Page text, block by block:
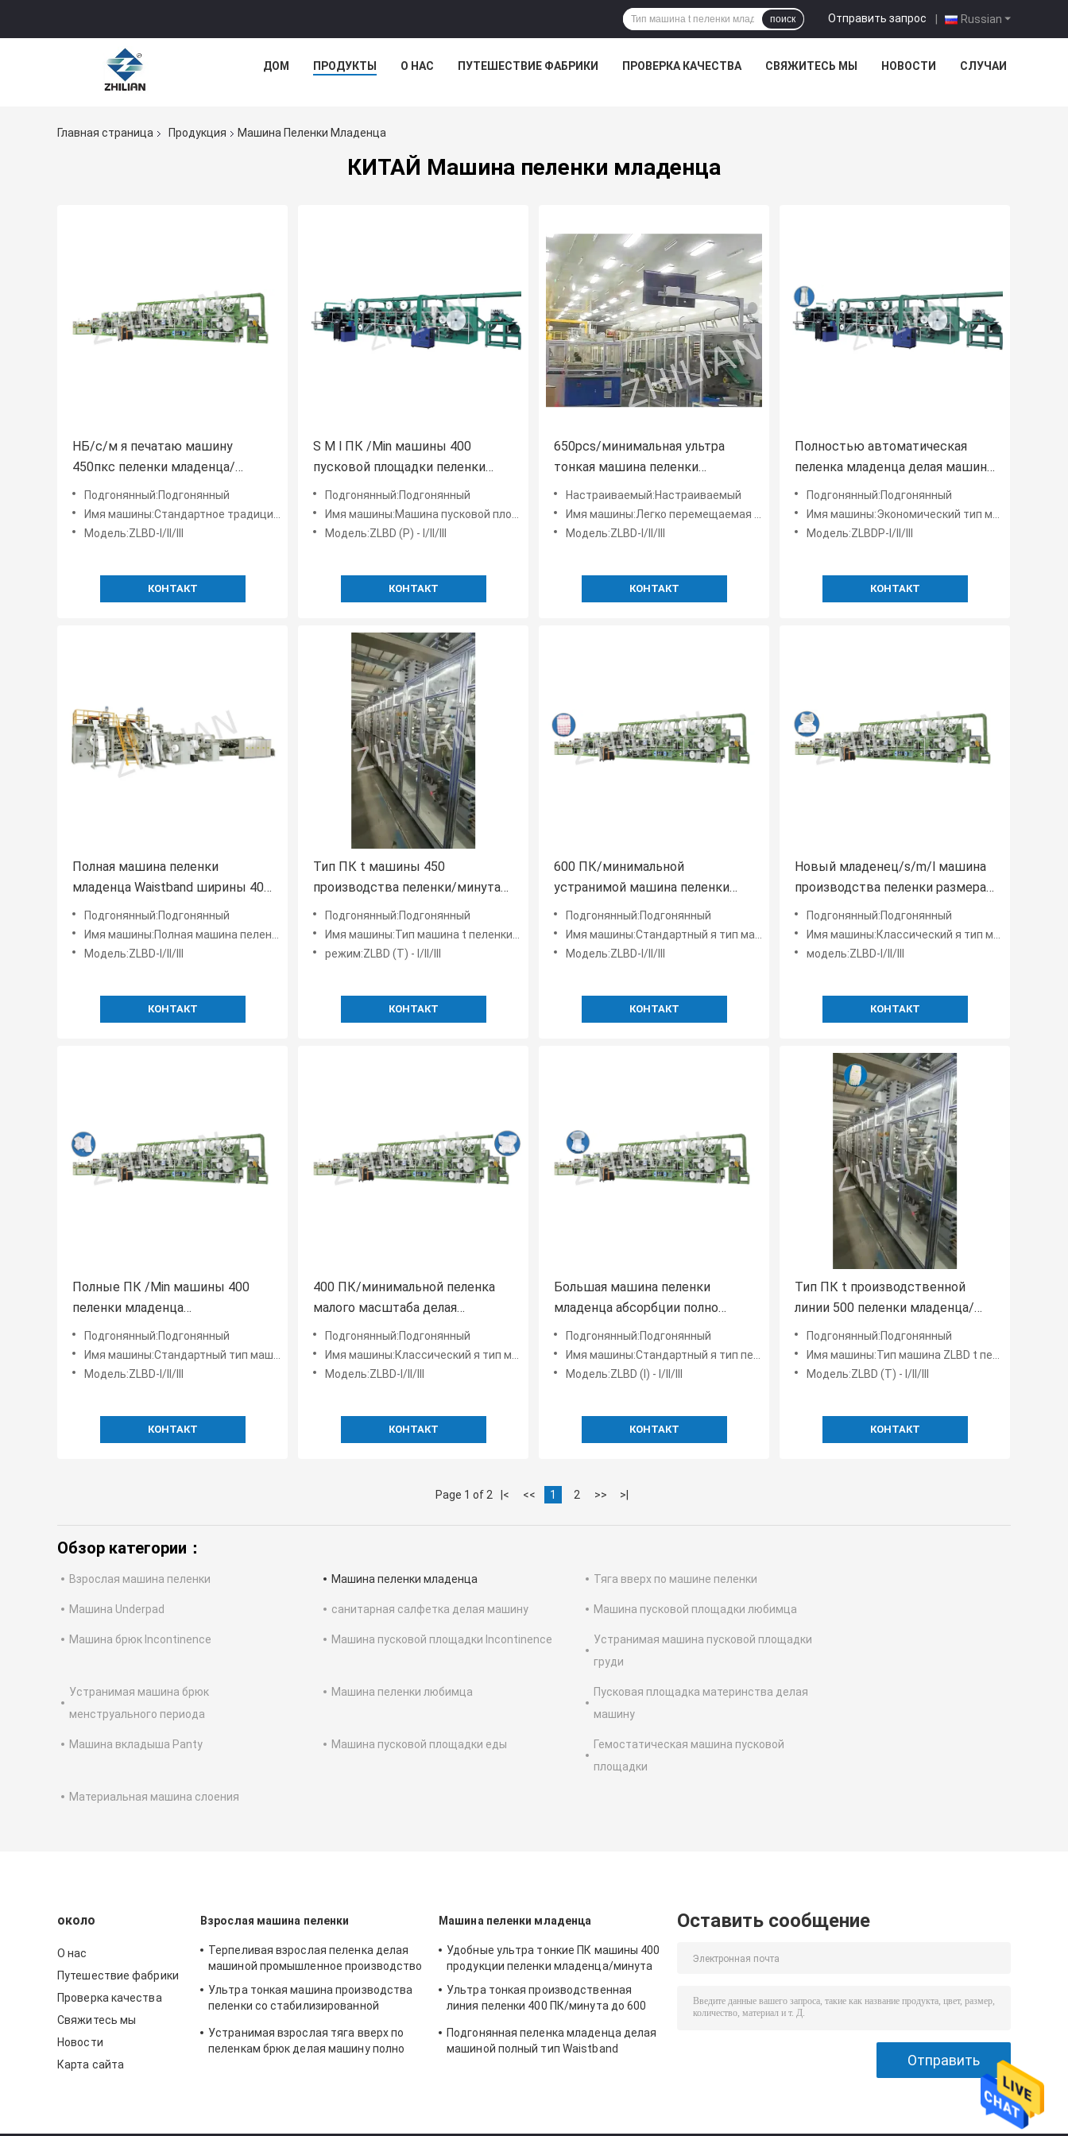
Russian
Отправить запрос |
поиск
ДОМ ПРОДУКТЫ О НАС ПУТЕШЕСТВИЕ ФАБРИКИ ПРОВЕРКА КАЧЕСТВА СВЯЖИТЕСЬ МЫ НОВОСТИ СЛУЧАИ
Главная страница Продукция Машина Пеленки Младенца
КИТАЙ Машина пеленки младенца
НБ/с/м я печатаю машину
450пкс пеленки младенца/
минуту
Подгонянный:Подгонянный
Имя машины:Стандартное традиционное я тип машина пеленки младенца
Модель:ZLBD-I/II/III
КОНТАКТ
S M l ПК /Min машины 400
пусковой площадки пеленки
младенца XL до 600 ПК /Min
Подгонянный:Подгонянный
Имя машины:Машина пусковой площадки пеленки младенца
Модель:ZLBD (P) - I/II/III
КОНТАКТ
650pcs/минимальная ультра
тонкая машина пеленки
младенца привели цифровой
дисплей
Настраиваемый:Настраиваемый
Имя машины:Легко перемещаемая сверхтонкая машина для детских подгузников
Модель:ZLBD-I/II/III
КОНТАКТ
Полностью автоматическая
пеленка младенца делая машину
экономический
Подгонянный:Подгонянный
Имя машины:Экономический тип машина пусковой площадки пеленки младенца
Модель:ZLBDP-I/II/III
КОНТАКТ
Полная машина пеленки
младенца Waistband ширины 400
ПК /min
Подгонянный:Подгонянный
Имя машины:Полная машина пеленки младенца Waistband ширины
Модель:ZLBD-I/II/III
КОНТАКТ
Тип ПК t машины 450
производства пеленки/минута
до 650 ПК/минута
Подгонянный:Подгонянный
Имя машины:Тип машина t пеленки младенца
режим:ZLBD (T) - I/II/III
КОНТАКТ
600 ПК/минимальной
устранимой машина пеленки
младенца я тип
Подгонянный:Подгонянный
Имя машины:Стандартный я тип машина ZL-BD пеленки младенца
Модель:ZLBD-I/II/III
КОНТАКТ
Новый младенец/s/m/l машина
производства пеленки размера
я тип
Подгонянный:Подгонянный
Имя машины:Классический я тип машина пеленки младенца
модель:ZLBD-I/II/III
КОНТАКТ
Полные ПК /Min машины 400
пеленки младенца
сервопривода до 600 ПК /Min
Подгонянный:Подгонянный
Имя машины:Стандартный тип машина ZLBD-III пеленки младенца
Модель:ZLBD-I/II/III
КОНТАКТ
400 ПК/минимальной пеленка
малого масштаба делая
машиной меня тип
Подгонянный:Подгонянный
Имя машины:Классический я тип машина ZLBD-III пеленки младенца
Модель:ZLBD-I/II/III
КОНТАКТ
Большая машина пеленки
младенца абсорбции полно
автоматическая
Подгонянный:Подгонянный
Имя машины:Стандартный я тип пеленка MachineZLBD-II/ZLBD-III младенца
Модель:ZLBD (I) - I/II/III
КОНТАКТ
Тип ПК t производственной
линии 500 пеленки младенца/
минута
Подгонянный:Подгонянный
Имя машины:Тип машина ZLBD t пеленки младенца
Модель:ZLBD (T) - I/II/III
КОНТАКТ
Page 1 of 2 |< << 1 2 >> >|
Обзор категории：
Взрослая машина пеленки Машина пеленки младенца Тяга вверх по машине пеленки
Машина Underpad санитарная салфетка делая машину Машина пусковой площадки любимца
Машина брюк Incontinence Машина пусковой площадки Incontinence
Устранимая машина пусковой площадки
груди
Устранимая машина брюк
менструального периода
Машина пеленки любимца
Пусковая площадка материнства делая
машину
Машина вкладыша Panty Машина пусковой площадки еды
Гемостатическая машина пусковой
площадки
Материальная машина слоения
около
О нас
Путешествие фабрики
Проверка качества
Свяжитесь мы
Новости
Карта сайта
Взрослая машина пеленки
Терпеливая взрослая пеленка делая
машиной промышленное производство
Ультра тонкая машина производства
пеленки со стабилизированной
Устранимая взрослая тяга вверх по
пеленкам брюк делая машину полно
Машина пеленки младенца
Удобные ультра тонкие ПК машины 400
продукции пеленки младенца/минута
Ультра тонкая производственная
линия пеленки 400 ПК/минута до 600
Подгонянная пеленка младенца делая
машиной полный тип Waistband
Оставить сообщение